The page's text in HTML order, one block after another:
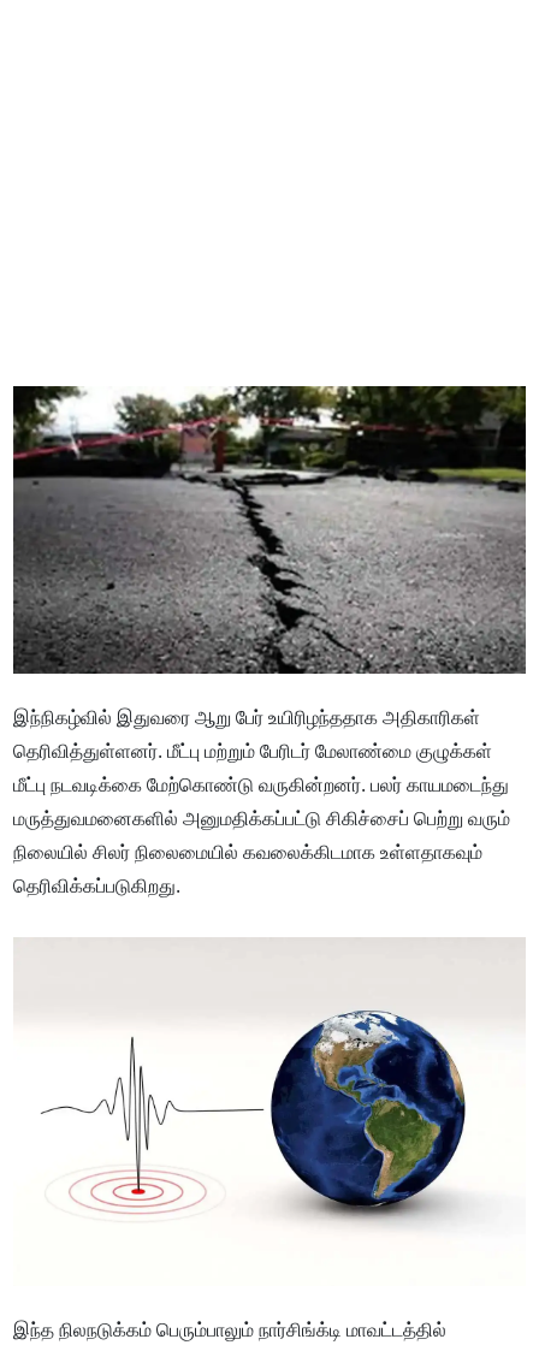
இந்நிகழ்வில் இதுவரை ஆறு பேர் உயிரிழந்ததாக அதிகாரிகள்
தெரிவித்துள்ளனர். மீட்பு மற்றும் பேரிடர் மேலாண்மை குழுக்கள்
மீட்பு நடவடிக்கை மேற்கொண்டு வருகின்றனர். பலர் காயமடைந்து
மருத்துவமனைகளில் அனுமதிக்கப்பட்டு சிகிச்சைப் பெற்று வரும்
நிலையில் சிலர் நிலைமையில் கவலைக்கிடமாக உள்ளதாகவும்
தெரிவிக்கப்படுகிறது.
இந்த நிலநடுக்கம் பெரும்பாலும் நார்சிங்க்டி மாவட்டத்தில்